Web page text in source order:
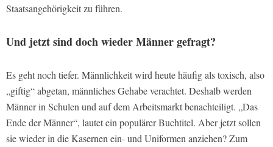
Staatsangehörigkeit zu führen.
Und jetzt sind doch wieder Männer gefragt?
Es geht noch tiefer. Männlichkeit wird heute häufig als toxisch, also
„giftig“ abgetan, männliches Gehabe verachtet. Deshalbwerden
Männer in Schulen und auf dem Arbeitsmarkt benachteiligt. „Das
Ende der Männer“, lautet ein populärer Buchtitel. Aber jetzt sollen
sie wieder in die Kasernen ein- und Uniformen anziehen? Zum